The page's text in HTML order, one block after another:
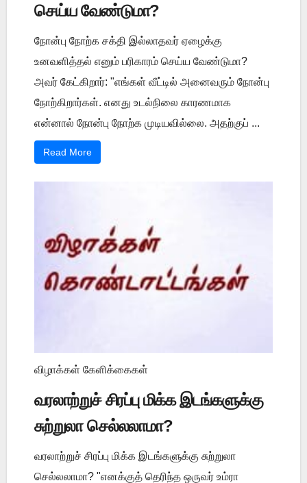
செய்ய வேண்டுமா?
நோன்பு நோற்க சக்தி இல்லாதவர் ஏழைக்கு
உனவளித்தல் எனும் பரிகாரம் செய்ய வேண்டுமா?
அவர் கேட்கிறார்: "எங்கள் வீட்டில் அனைவரும் நோன்பு
நோற்கிறார்கள். எனது உடல்நிலை காரணமாக
என்னால் நோன்பு நோற்க முடியவில்லை. அதற்குப் ...
Read More
விழாக்கள் கேளிக்கைகள்
வரலாற்றுச் சிரப்பு மிக்க இடங்களுக்கு
சுற்றுலா செல்லலாமா?
வரலாற்றுச் சிரப்பு மிக்க இடங்களுக்கு சுற்றுலா
செல்லலாமா? "எனக்குத் தெரிந்த ஒருவர் உம்ரா